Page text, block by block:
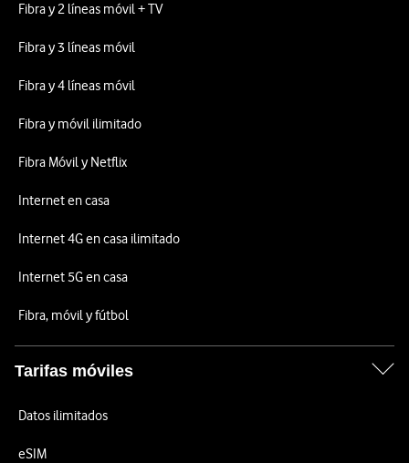
Fibra y 2 líneas móvil + TV
Fibra y 3 líneas móvil
Fibra y 4 líneas móvil
Fibra y móvil ilimitado
Fibra Móvil y Netflix
Internet en casa
Internet 4G en casa ilimitado
Internet 5G en casa
Fibra, móvil y fútbol
Tarifas móviles
Datos ilimitados
eSIM